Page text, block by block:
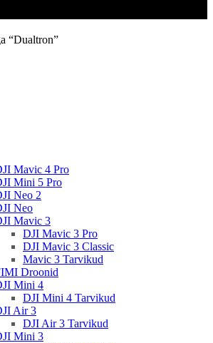
“Dualtron”
Mavic 4 Pro
Mini 5 Pro
Neo 2
Neo
Mavic 3
DJI Mavic 3 Pro
DJI Mavic 3 Classic
Mavic 3 Tarvikud
Droonid
Mini 4
DJI Mini 4 Tarvikud
Air 3
DJI Air 3 Tarvikud
Mini 3